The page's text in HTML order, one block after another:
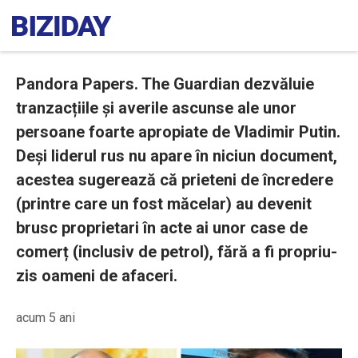
Pandora Papers. The Guardian dezvăluie
tranzacțiile și averile ascunse ale unor
persoane foarte apropiate de Vladimir Putin.
Deși liderul rus nu apare în niciun document,
acestea sugerează că prieteni de încredere
(printre care un fost măcelar) au devenit
brusc proprietari în acte ai unor case de
comerț (inclusiv de petrol), fără a fi propriu-
zis oameni de afaceri.
acum 5 ani